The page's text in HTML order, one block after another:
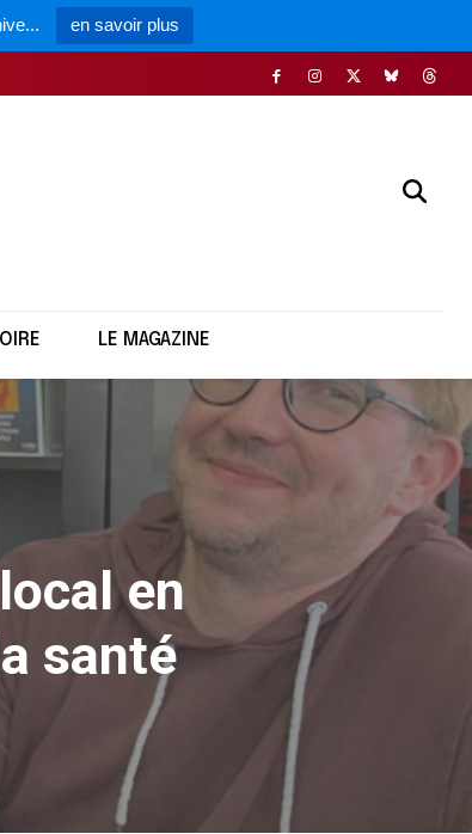
en savoir plus
LE MAGAZINE
en
santé